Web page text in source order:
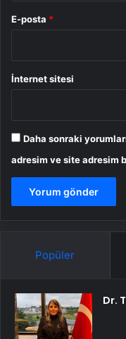
E-posta *
İnternet sitesi
Daha sonraki
adresim ve site adresim
Popüler
Dr.